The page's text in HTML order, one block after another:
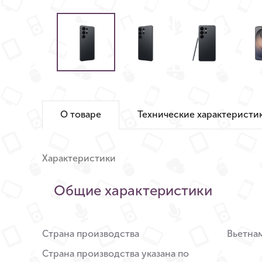
О товаре Технические
Характеристики
Общие характеристики
Страна производства
Страна производства указана по